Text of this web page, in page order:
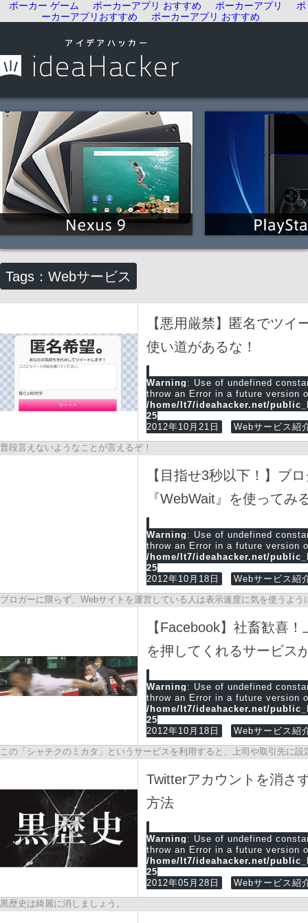
ポーカー ゲーム ポーカーアプリ おすすめ ポーカーアプリ
ポ
ーカーアプリおすすめ
ポーカーアプリ おすすめ
Tags：Webサービス
【悪用厳禁】匿名でツ
使い道があるな！
Warning : Use of undefined
throw an Error in a future version
/home/lt7/ideahacker.net/
25
2012年10月21日
Webサービス紹
普段言えないようなことが言えるぞ！
【目指せ3秒以下！】ブ
『WebWait』を使ってみ
Warning : Use of undefined
throw an Error in a future version
/home/lt7/ideahacker.net/
25
2012年10月18日
Webサービス紹
ブロガーに限らず、Webサイトを運営している人は表示速度に気を使うよう
【Facebook】社畜歓喜
を押してくれるサービス
Warning : Use of undefined
throw an Error in a future version
/home/lt7/ideahacker.net/
25
2012年10月18日
Webサービス紹
この「シャチクのミカタ」というサービスを利用すると、上司や取引先に
Twitterアカウントを消さ
方法
Warning : Use of undefined
throw an Error in a future version
/home/lt7/ideahacker.net/
25
2012年05月28日
Webサービス紹
黒歴史は綺麗に消しましょう。